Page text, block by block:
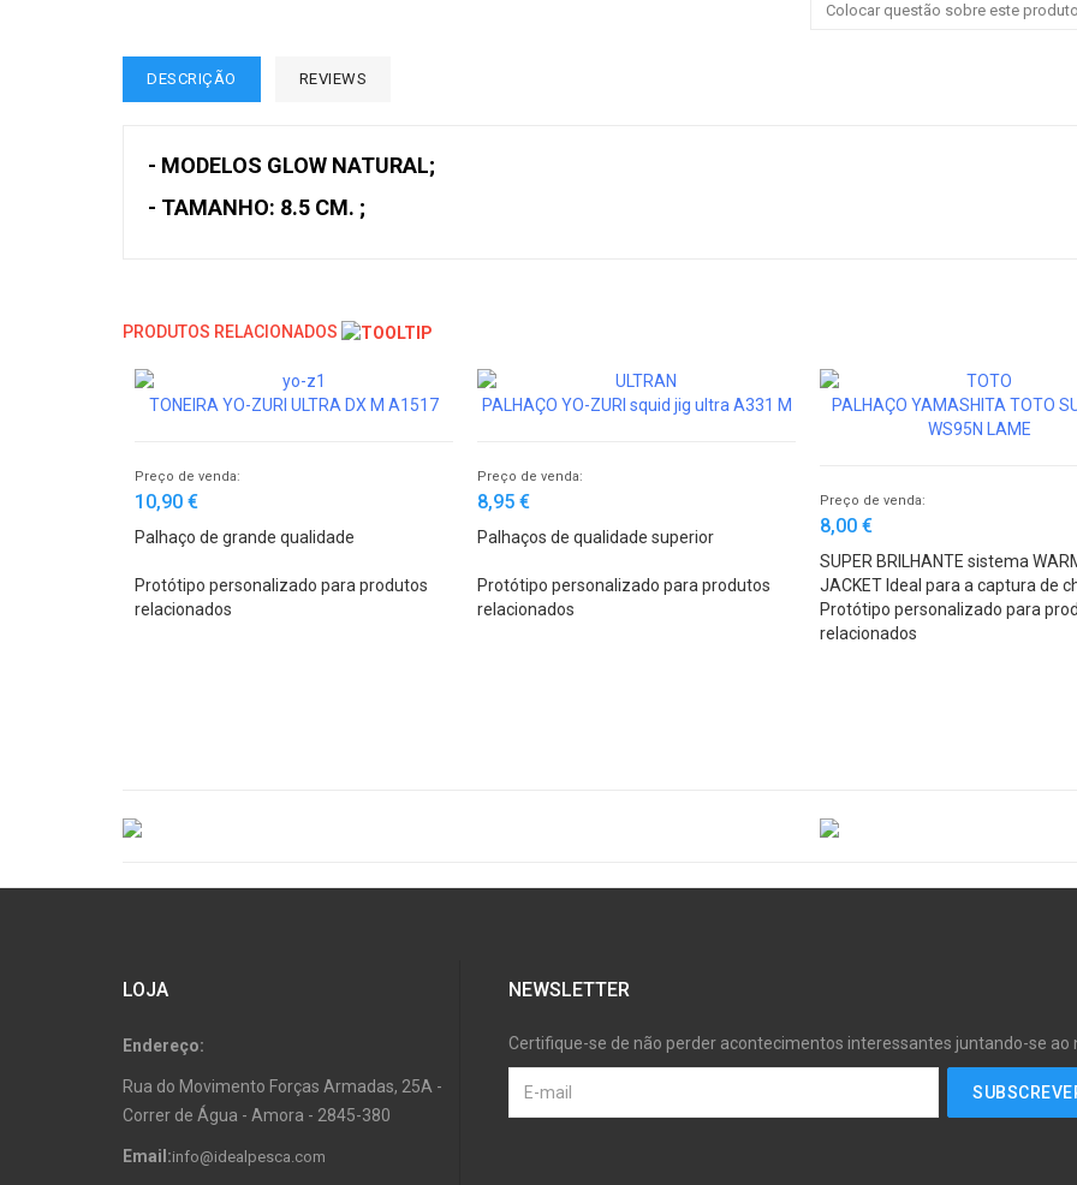
Colocar questão sobre este
DESCRIÇÃO REVIEWS
- MODELOS GLOW NATURAL;
- TAMANHO: 8.5 CM. ;
PRODUTOS RELACIONADOS
TONEIRA YO-ZURI ULTRA DX M A1517
Preço de venda:
10,90 €
Palhaço de grande qualidade
Protótipo personalizado para produtos
relacionados
PALHAÇO YO-ZURI squid jig ultra A331 M
Preço de venda:
8,95 €
Palhaços de qualidade superior
Protótipo personalizado para produtos
relacionados
PALHAÇO YAMASHITA TOTO
WS95N LAME
Preço de venda:
8,00 €
SUPER BRILHANTE sistema
JACKET Ideal para a captura de
lulas
Protótipo personalizado para
relacionados
LOJA
Endereço:
Rua do Movimento Forças Armadas, 25A -
Correr de Água - Amora - 2845-380
Email:info@idealpesca.com
NEWSLETTER
Certifique-se de não perder acontecimentos interessantes juntando-se